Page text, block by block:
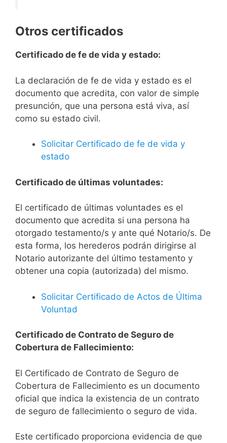
Otros certificados
Certificado de fe de vida y estado:
La declaración de fe de vida y estado es el
documento que acredita, con valor de simple
presunción, que una persona está viva, así
como su estado civil.
Solicitar Certificado de fe de vida y
estado
Certificado de últimas voluntades:
El certificado de últimas voluntades es el
documento que acredita si una persona ha
otorgado testamento/s y ante qué Notario/s. De
esta forma, los herederos podrán dirigirse al
Notario autorizante del último testamento y
obtener una copia (autorizada) del mismo.
Solicitar Certificado de Actos de Última
Voluntad
Certificado de Contrato de Seguro de
Cobertura de Fallecimiento:
El Certificado de Contrato de Seguro de
Cobertura de Fallecimiento es un documento
oficial que indica la existencia de un contrato
de seguro de fallecimiento o seguro de vida.
Este certificado proporciona evidencia de que